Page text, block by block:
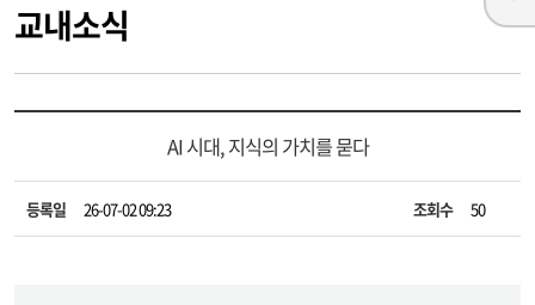
교내소식
AI 시대, 지식의 가치를 묻다
등록일 26-07-02 09:23 조회수 50